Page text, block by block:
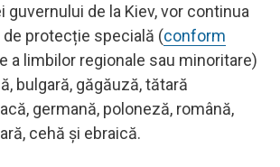
guvernului de la Kiev, vor continua
protecție specială (conform
a limbilor regionale sau minoritare)
bulgară, găgăuză, tătară
germană, poloneză, română,
cehă și ebraică.